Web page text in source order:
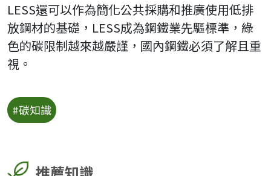
LESS還可以作為簡化公共採購和推廣使用低排
放鋼材的基礎，LESS成為鋼鐵業先驅標準，綠
色的碳限制越來越嚴謹，國內鋼鐵必須了解且重
視。
#碳知識